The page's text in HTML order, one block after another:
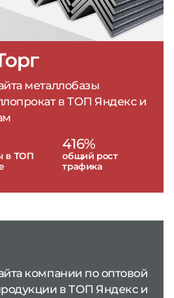
металлобазы
в ТОП Яндекс и
в ТОП
416%
общий рост
трафика
компании по оптовой
в ТОП Яндекс и